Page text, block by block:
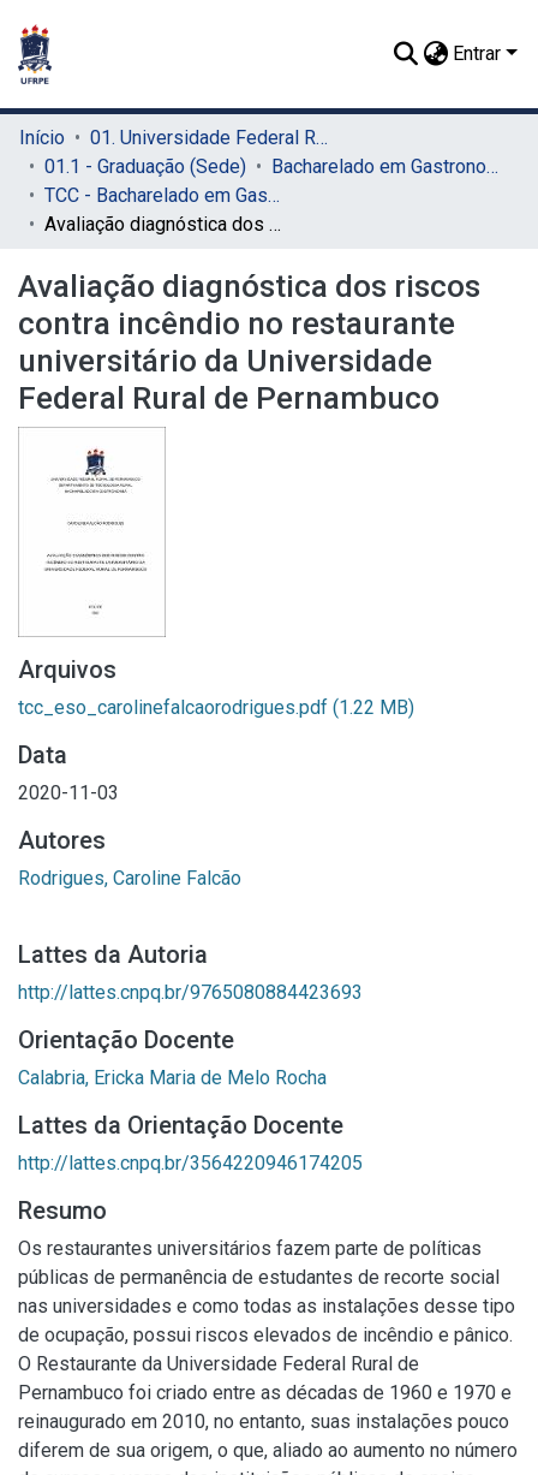
Entrar
Início
01. Universidade Federal Rural de Pernambuco - UFRPE (Sede)
01.1 - Graduação (Sede)
Bacharelado em Gastronomia (Sede)
TCC - Bacharelado em Gastronomia (Sede)
Avaliação diagnóstica dos riscos contra incêndio no restaurante universitário da Universidade Federal Rural de Pernambuco
Avaliação diagnóstica dos riscos
contra incêndio no restaurante
universitário da Universidade
Federal Rural de Pernambuco
Arquivos
tcc_eso_carolinefalcaorodrigues.pdf (1.22 MB)
Data
2020-11-03
Autores
Rodrigues, Caroline Falcão
Lattes da Autoria
http://lattes.cnpq.br/9765080884423693
Orientação Docente
Calabria, Ericka Maria de Melo Rocha
Lattes da Orientação Docente
http://lattes.cnpq.br/3564220946174205
Resumo
Os restaurantes universitários fazem parte de políticas
públicas de permanência de estudantes de recorte social
nas universidades e como todas as instalações desse tipo
de ocupação, possui riscos elevados de incêndio e pânico.
O Restaurante da Universidade Federal Rural de
Pernambuco foi criado entre as décadas de 1960 e 1970 e
reinaugurado em 2010, no entanto, suas instalações pouco
diferem de sua origem, o que, aliado ao aumento no número